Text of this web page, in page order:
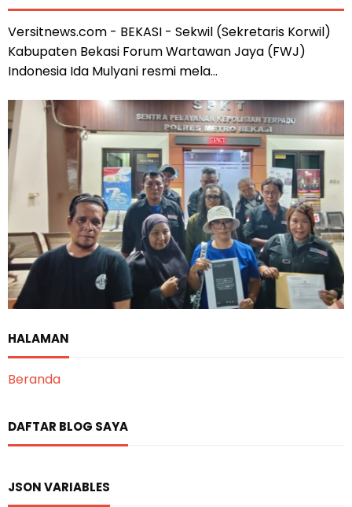
Versitnews.com - BEKASI - Sekwil (Sekretaris Korwil)
Kabupaten Bekasi Forum Wartawan Jaya (FWJ)
Indonesia Ida Mulyani resmi mela...
HALAMAN
Beranda
DAFTAR BLOG SAYA
JSON VARIABLES